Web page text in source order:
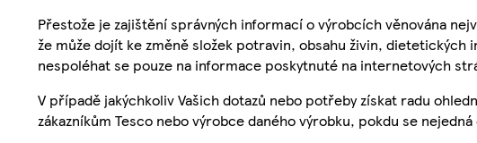
Přestože je zajištění správných informací o výrobcích věnována
že může dojít ke změně složek potravin, obsahu živin,
nespoléhat se pouze na informace poskytnuté na internetových
V případě jakýchkoliv Vašich dotazů nebo potřeby získat radu
zákazníkům Tesco nebo výrobce daného výrobku, pokdu se nejedná